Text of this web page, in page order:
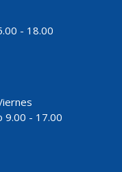
- 18.00
9.00 - 17.00